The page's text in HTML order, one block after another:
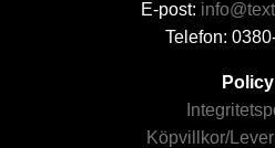
E-post:
Telefon:
Policy
Köpvillkor/